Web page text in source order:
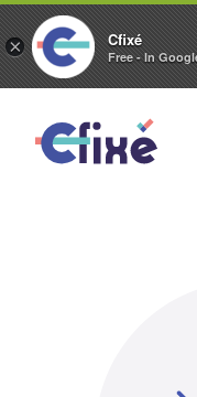
× Cfixé
Free - In